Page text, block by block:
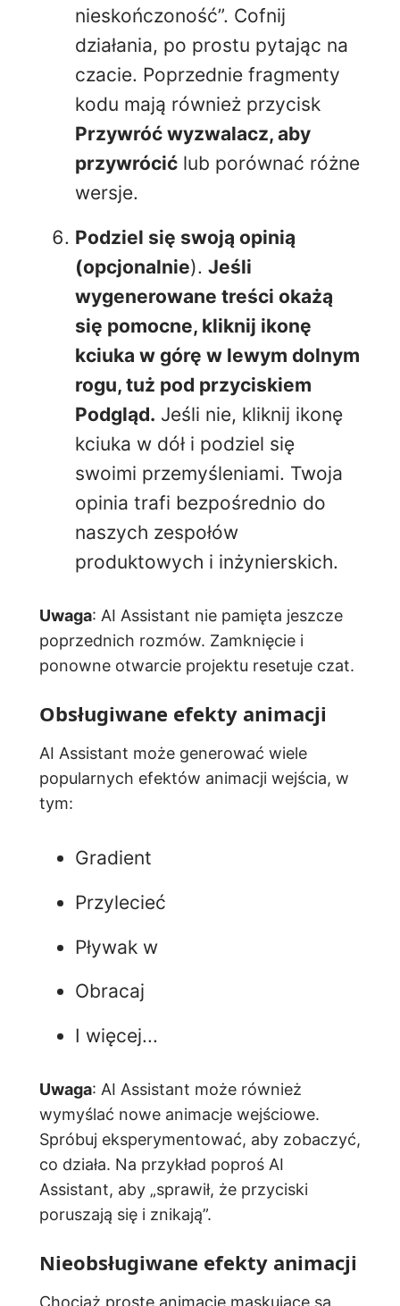
nieskończoność”. Cofnij
działania, po prostu pytając na
czacie. Poprzednie fragmenty
kodu mają również przycisk
Przywróć wyzwalacz, aby
przywrócić lub porównać różne
wersje.
Podziel się swoją opinią
(opcjonalnie). Jeśli
wygenerowane treści okażą
się pomocne, kliknij ikonę
kciuka w górę w lewym dolnym
rogu, tuż pod przyciskiem
Podgląd. Jeśli nie, kliknij ikonę
kciuka w dół i podziel się
swoimi przemyśleniami. Twoja
opinia trafi bezpośrednio do
naszych zespołów
produktowych i inżynierskich.
Uwaga: AI Assistant nie pamięta jeszcze
poprzednich rozmów. Zamknięcie i
ponowne otwarcie projektu resetuje czat.
Obsługiwane efekty animacji
AI Assistant może generować wiele
popularnych efektów animacji wejścia, w
tym:
Gradient
Przylecieć
Pływak w
Obracaj
I więcej...
Uwaga: AI Assistant może również
wymyślać nowe animacje wejściowe.
Spróbuj eksperymentować, aby zobaczyć,
co działa. Na przykład poproś AI
Assistant, aby „sprawił, że przyciski
poruszają się i znikają”.
Nieobsługiwane efekty animacji
Chociaż proste animacje maskujące są